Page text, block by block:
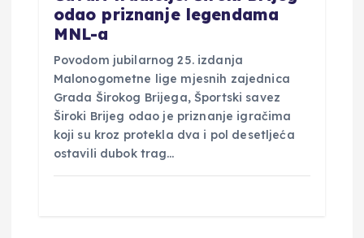
odao priznanje legendama
MNL-a
Povodom jubilarnog 25. izdanja
Malonogometne lige mjesnih zajednica
Grada Širokog Brijega, Športski savez
Široki Brijeg odao je priznanje igračima
koji su kroz protekla dva i pol desetljeća
ostavili dubok trag…